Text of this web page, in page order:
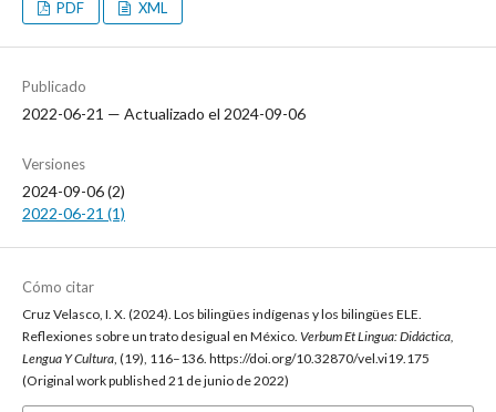
PDF XML
Publicado
2022-06-21 — Actualizado el 2024-09-06
Versiones
2024-09-06 (2)
2022-06-21 (1)
Cómo citar
Cruz Velasco, I. X. (2024). Los bilingües indígenas y los bilingües ELE.
Reflexiones sobre un trato desigual en México. Verbum Et Lingua: Didáctica,
Lengua Y Cultura, (19), 116–136. https://doi.org/10.32870/vel.vi19.175
(Original work published 21 de junio de 2022)